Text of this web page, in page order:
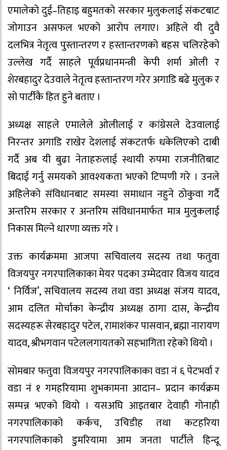
एमालेको दुई–तिहाइ बहुमतको सरकार मुलुकलाई संकटबाट
जोगाउन असफल भएको आरोप लगाए। अहिले यी दुवै
दलभित्र नेतृत्व पुस्तान्तरण र हस्तान्तरणको बहस चलिरहेको
उल्लेख गर्दै साहले पूर्वप्रधानमन्त्री केपी शर्मा ओली र
शेरबहादुर देउवाले नेतृत्व हस्तान्तरण गरेर अगाडि बढे मुलुक र
सो पार्टीकै हित हुने बताए ।
अध्यक्ष साहले एमालेले ओलीलाई र कांग्रेसले देउवालाई
निरन्तर अगाडि राखेर देशलाई संकटतर्फ धकेलिएको दाबी
गर्दै अब यी बुढा नेताहरुलाई स्थायी रुपमा राजनीतिबाट
बिदाई गर्नु समयको आवश्यकता भएको टिप्पणी गरे । उनले
अहिलेको संविधानबाट समस्या समाधान नहुने ठोकुवा गर्दै
अन्तरिम सरकार र अन्तरिम संविधानमार्फत मात्र मुलुकलाई
निकास मिल्ने धारणा व्यक्त गरे ।
उक्त कार्यक्रममा आजपा सचिवालय सदस्य तथा फतुवा
विजयपुर नगरपालिकाका मेयर पदका उम्मेदवार विजय यादव
‘ निर्विज’, सचिवालय सदस्य तथा वडा अध्यक्ष संजय यादव,
आम दलित मोर्चाका केन्द्रीय अध्यक्ष ठागा दास, केन्द्रीय
सदस्यहरू सेरबहादुर पटेल, रामाशंकर पासवान, ब्रह्मा नारायण
यादव, श्रीभगवान पटेललगायतको सहभागिता रहेको थियो ।
सोमबार फतुवा विजयपुर नगरपालिकाका वडा नं ६ पेटभर्वा र
वडा नं १ गमहरियामा शुभकामना आदान– प्रदान कार्यक्रम
सम्पन्न भएको थियो । यसअघि आइतबार देवाही गोनाही
नगरपालिकाको कर्कच, उचिडीह तथा कटहरिया
नगरपालिकाको डुमरियामा आम जनता पार्टीले हिन्दू